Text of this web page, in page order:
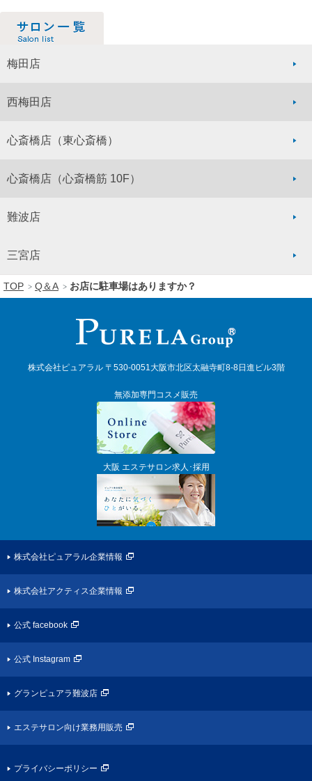
梅田店
西梅田店
心斎橋店 （東心斎橋）
心斎橋店 （心斎橋筋 10F）
難波店
三宮店
TOP Q＆A お店に駐車場はありますか？
株式会社ピュアラル 〒530-0051大阪市北区太融寺町8-8日進ビル3階
無添加専門コスメ販売
大阪 エステサロン求人･採用
株式会社ピュアラル企業情報
株式会社アクティス企業情報
公式 facebook
公式 Instagram
グランピュアラ難波店
エステサロン向け業務用販売
プライバシーポリシー